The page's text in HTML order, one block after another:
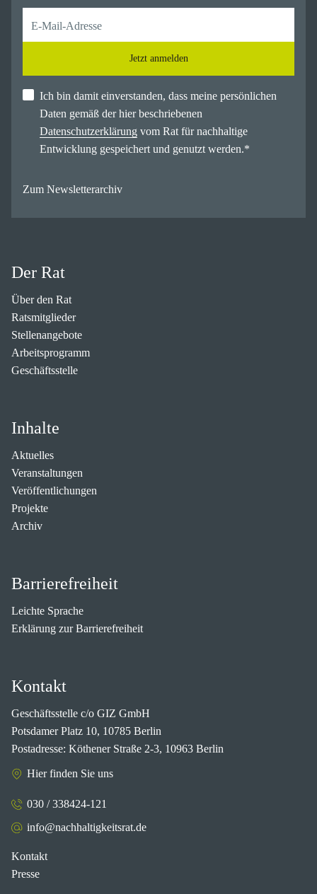
Jetzt anmelden
Ich bin damit einverstanden, dass meine persönlichen
Daten gemäß der hier beschriebenen
Datenschutzerklärung vom Rat für nachhaltige
Entwicklung gespeichert und genutzt werden.*
Zum Newsletterarchiv
Der Rat
Über den Rat
Ratsmitglieder
Stellenangebote
Arbeitsprogramm
Geschäftsstelle
Inhalte
Aktuelles
Veranstaltungen
Veröffentlichungen
Projekte
Archiv
Barrierefreiheit
Leichte Sprache
Erklärung zur Barrierefreiheit
Kontakt
Geschäftsstelle c/o GIZ GmbH
Potsdamer Platz 10, 10785 Berlin
Postadresse: Köthener Straße 2-3, 10963 Berlin
Hier finden Sie uns
030 / 338424-121
info@nachhaltigkeitsrat.de
Kontakt
Presse